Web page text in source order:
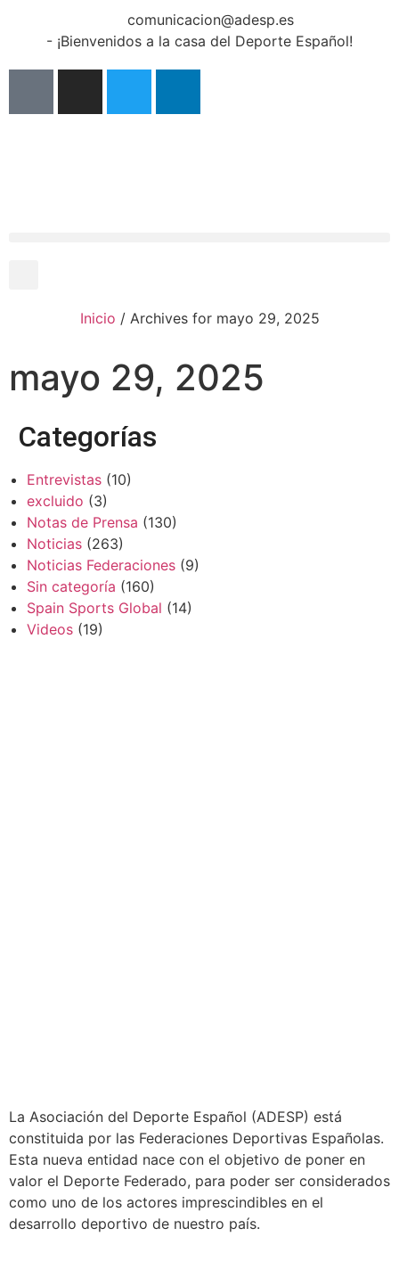
comunicacion@adesp.es
- ¡Bienvenidos a la casa del Deporte Español!
Inicio / Archives for mayo 29, 2025
mayo 29, 2025
Categorías
Entrevistas (10)
excluido (3)
Notas de Prensa (130)
Noticias (263)
Noticias Federaciones (9)
Sin categoría (160)
Spain Sports Global (14)
Videos (19)
La Asociación del Deporte Español (ADESP) está
constituida por las Federaciones Deportivas Españolas.
Esta nueva entidad nace con el objetivo de poner en
valor el Deporte Federado, para poder ser considerados
como uno de los actores imprescindibles en el
desarrollo deportivo de nuestro país.